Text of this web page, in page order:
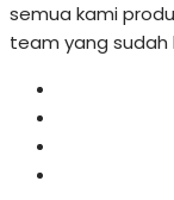
semua kami
team yang